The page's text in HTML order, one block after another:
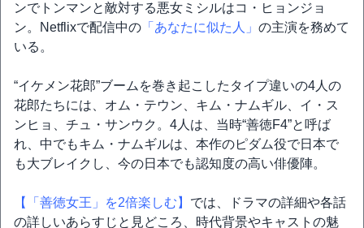
ンでトンマンと敵対する悪女ミシルはコ・ヒョンジョ
ン。Netflixで配信中の 「あなたに似た人」 の主演を務めて
いる。
“イケメン花郎”ブームを巻き起こしたタイプ違いの4人の
花郎たちには、オム・テウン、キム・ナムギル、イ・ス
ンヒョ、チュ・サンウク。4人は、当時“善徳F4”と呼ば
れ、中でもキム・ナムギルは、本作のピダム役で日本で
も大ブレイクし、今の日本でも認知度の高い俳優陣。
【「善徳女王」を2倍楽しむ】 では、ドラマの詳細や各話
の詳しいあらすじと見どころ、時代背景やキャストの魅